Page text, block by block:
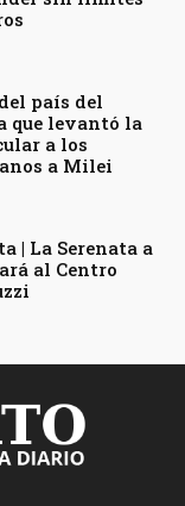
país del
que levantó la
a los
a Milei
| La Serenata a
al Centro